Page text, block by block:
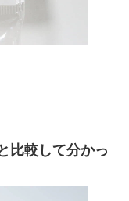
比較して分かっ